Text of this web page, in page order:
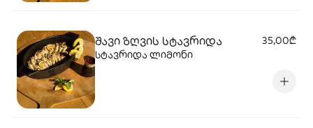
შავი ზღვის სტავრიდა
35,00₾
სტავრიდა ლიმონი